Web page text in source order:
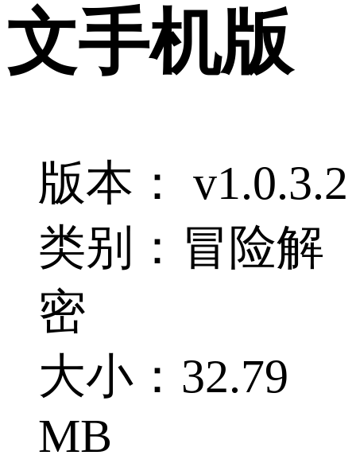
文手机版
版本： v1.0.3.2
类别：冒险解
密
大小：32.79
MB